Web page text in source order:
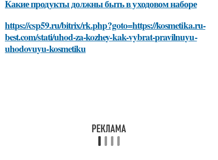
Какие продукты должны быть в уходовом наборе
https://csp59.ru/bitrix/rk.php?goto=https://kosmetika.ru-
best.com/stati/uhod-za-kozhey-kak-vybrat-pravilnuyu-
uhodovuyu-kosmetiku